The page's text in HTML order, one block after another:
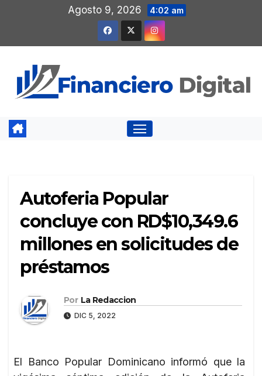
contenido
Agosto 9, 2026 4:02 am
Autoferia Popular
concluye con RD$10,349.6
millones en solicitudes de
préstamos
Por La Redaccion
DIC 5, 2022
El Banco Popular Dominicano informó que la